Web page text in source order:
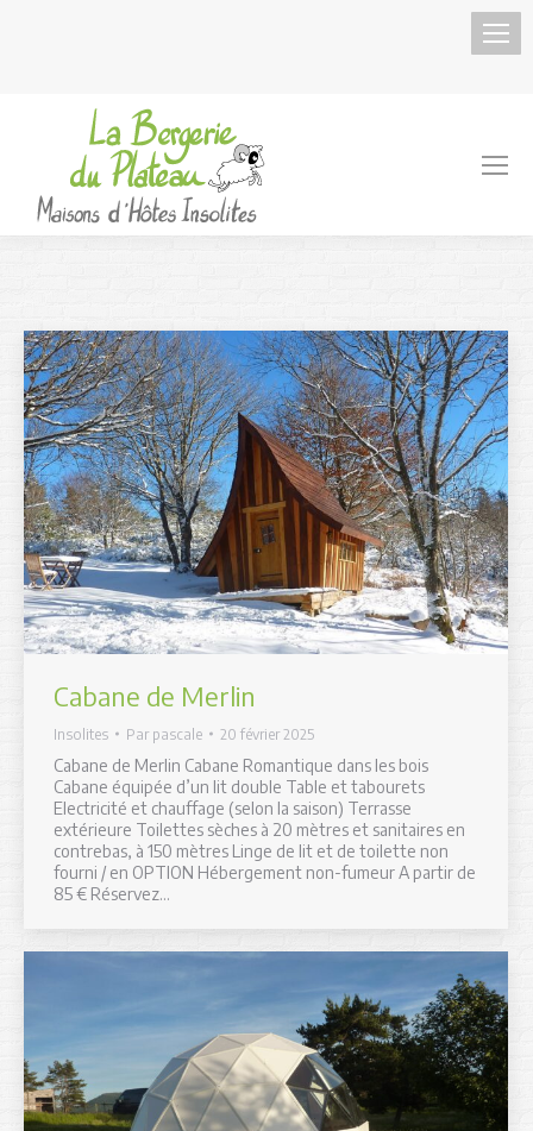
Cabane de Merlin
Insolites Par pascale 20 février 2025
Cabane de Merlin Cabane Romantique dans les bois
Cabane équipée d’un lit double Table et tabourets
Electricité et chauffage (selon la saison) Terrasse
extérieure Toilettes sèches à 20 mètres et sanitaires en
contrebas, à 150 mètres Linge de lit et de toilette non
fourni / en OPTION Hébergement non-fumeur A partir de
85 € Réservez…